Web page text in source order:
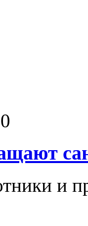
и